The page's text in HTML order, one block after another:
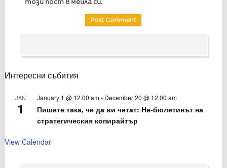
Интересни събития
JAN
1
January 1 @ 12:00 am- December 20 @ 12:00 am
Пишете така, че да ви четат: Не-бюлетинът на
стратегическия копирайтър
View Calendar